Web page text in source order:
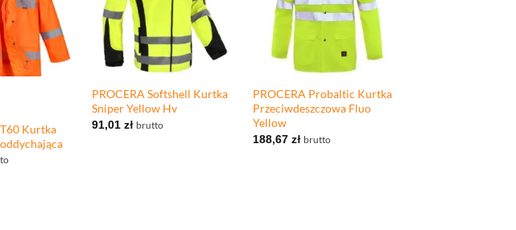
Kurtka
PROCERA Softshell Kurtka
Sniper Yellow Hv
91,01 zł brutto
+
PROCERA Probaltic Kurtka
Przeciwdeszczowa Fluo
Yellow
188,67 zł brutto